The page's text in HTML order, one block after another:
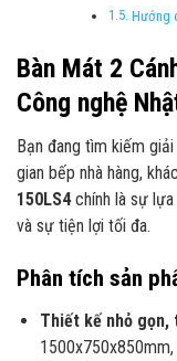
Hướng
Bàn Mát 2
Công nghệ
Bạn đang tìm kiếm
gian bếp nhà hàng,
150LS4chính là sự lựa
và sự tiện lợi tối đa.
Phân tích sản
Thiết kế nhỏ